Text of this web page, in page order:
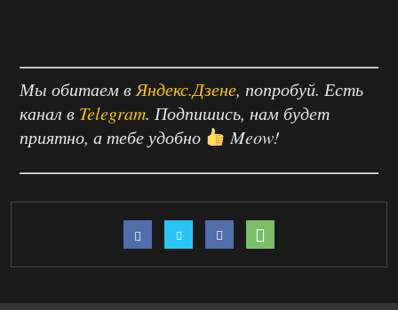
Мы обитаем вЯндекс.Дзене, попробуй. Есть
канал в Telegram. Подпишись, нам будет
приятно, а тебе удобно
Meow!